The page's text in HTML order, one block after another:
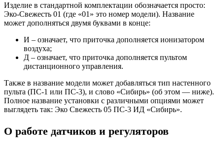
Изделие в стандартной комплектации обозначается просто:
Эко-Свежесть 01 (где «01» это номер модели). Название
может дополняться двумя буквами в конце:
И – означает, что приточка дополняется ионизатором
воздуха;
Д – означает, что приточка дополняется пультом
дистанционного управления.
Также в название модели может добавляться тип настенного
пульта (ПС-1 или ПС-3), и слово «Сибирь» (об этом — ниже).
Полное название установки с различными опциями может
выглядеть так: Эко Свежесть 05 ПС-3 ИД «Сибирь».
О работе датчиков и регуляторов